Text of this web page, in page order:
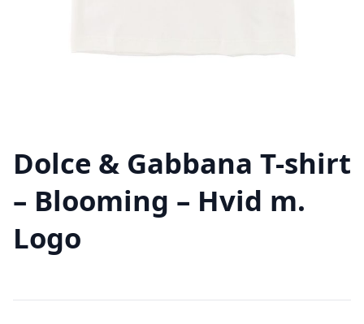
Dolce & Gabbana T-shirt
– Blooming – Hvid m.
Logo